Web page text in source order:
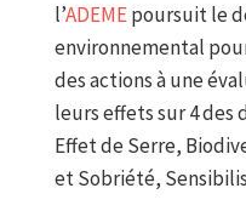
l’ADEMEpoursuit le
environnemental
des actions à une
leurs effets sur 4 des
Effet de Serre,
et Sobriété,